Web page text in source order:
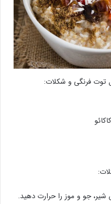
توت فرنگی و شکلات:
جو و موز را حرارت دهید.